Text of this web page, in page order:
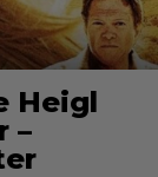
Heigl
–